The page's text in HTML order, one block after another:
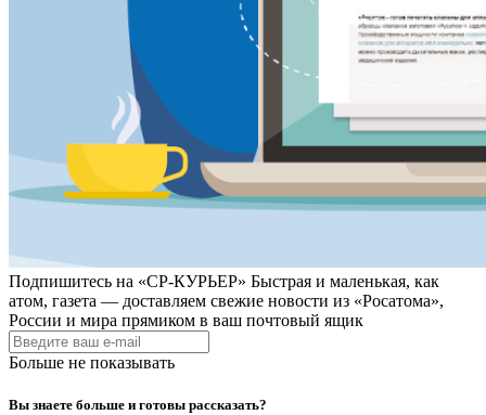
Подпишитесь на «СР-КУРЬЕР» Быстрая и маленькая, как
атом, газета — доставляем свежие новости из «Росатома»,
России и мира прямиком в ваш почтовый ящик
Больше не показывать
Вы знаете больше и готовы рассказать?